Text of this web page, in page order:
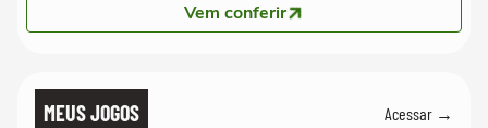
Vem conferir
MEUS JOGOS Acessar →